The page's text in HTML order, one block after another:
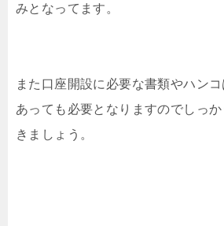
みとなってます。
また口座開設に必要な書類やハン
あっても必要となりますのでしっ
きましょう。